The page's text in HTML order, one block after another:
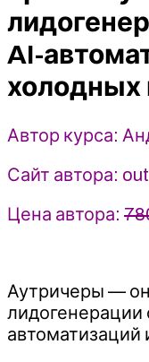
с
помощью
AI-
автоматизаций
и
писем
-
Андрей
Шишкин
(2026)
AI-
холодных
Автор курса:
Сайт автора:
Цена автора:
Аутричеры —